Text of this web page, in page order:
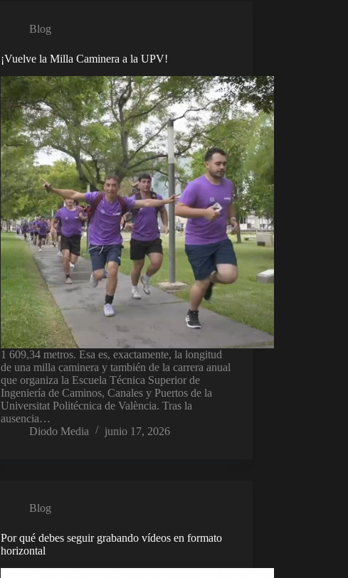
Blog
¡Vuelve la Milla Caminera a la UPV!
1 609,34 metros. Esa es, exactamente, la longitud
de una milla caminera y también de la carrera anual
que organiza la Escuela Técnica Superior de
Ingeniería de Caminos, Canales y Puertos de la
Universitat Politécnica de València. Tras la
ausencia…
Diodo Media
junio 17, 2026
Blog
Por qué debes seguir grabando vídeos en formato
horizontal